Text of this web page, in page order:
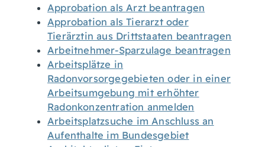
Approbation als Arzt beantragen
Approbation als Tierarzt oder
Tierärztin aus Drittstaaten beantragen
Arbeitnehmer-Sparzulage beantragen
Arbeitsplätze in
Radonvorsorgegebieten oder in einer
Arbeitsumgebung mit erhöhter
Radonkonzentration anmelden
Arbeitsplatzsuche im Anschluss an
Aufenthalte im Bundesgebiet